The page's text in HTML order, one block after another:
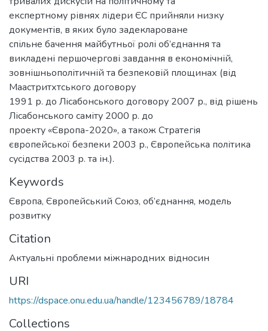
експертному рівнях лідери ЄС прийняли низку
документів, в яких було задеклароване
спільне бачення майбутньої ролі об’єднання та
викладені першочергові завдання в економічній,
зовнішньополітичній та безпековій площинах (від
Маастритхтського договору
1991 р. до Лісабонського договору 2007 р., від рішень
Лісабонського саміту 2000 р. до
проекту «Європа-2020», а також Стратегія
європейської безпеки 2003 р., Європейська політика
сусідства 2003 р. та ін.).
Keywords
Європа, Європейський Союз, об’єднання, модель
розвитку
Citation
Актуальні проблеми міжнародних відносин
URI
https://dspace.onu.edu.ua/handle/123456789/18784
Collections